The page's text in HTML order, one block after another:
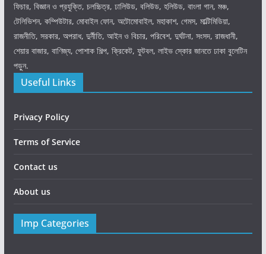
ফিচার, বিজ্ঞান ও প্রযুক্তি, চলচ্চিত্র, ঢালিউড, বলিউড, হলিউড, বাংলা গান, মঞ্চ,
টেলিভিশন, কম্পিউটার, মোবাইল ফোন, অটোমোবাইল, মহাকাশ, গেমস, মাল্টিমিডিয়া,
রাজনীতি, সরকার, অপরাধ, দুর্নীতি, আইন ও বিচার, পরিবেশ, দুর্ঘটনা, সংসদ, রাজধানী,
শেয়ার বাজার, বাণিজ্য, পোশাক শিল্প, ক্রিকেট, ফুটবল, লাইভ স্কোর জানতে ঢাকা বুলেটিন
পড়ুন.
Useful Links
Privacy Policy
Terms of Service
Contact us
About us
Imp Categories